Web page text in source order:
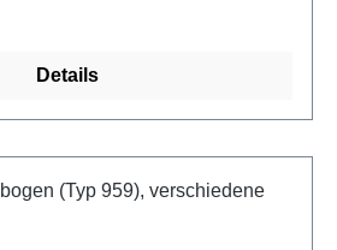
Details